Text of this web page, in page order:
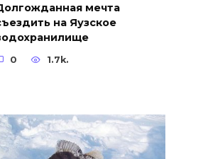
мечта
на Яузское
0 1.7k.